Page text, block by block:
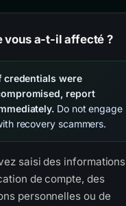
vous a-t-il affecté ?
credentials were
report
Do not engage
recovery scammers.
saisi des informations
de compte, des
personnelles ou de